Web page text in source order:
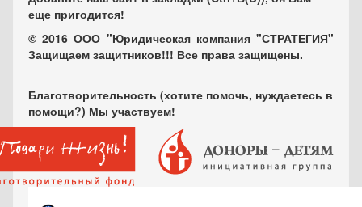
еще пригодится!
© 2016 ООО "Юридическая компания "СТРАТЕГИЯ"
Защищаем защитников!!! Все права защищены.
Благотворительность (хотите помочь, нуждаетесь в
помощи?) Мы участвуем!